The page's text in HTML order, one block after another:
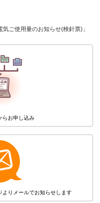
ご使用量のお知らせ(検針票)」
らお申し込み
より メールでお知らせします